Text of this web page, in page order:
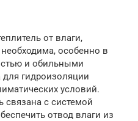
от влаги,
особенно в
и обильными
гидроизоляции
условий.
связана с системой
отвод влаги из